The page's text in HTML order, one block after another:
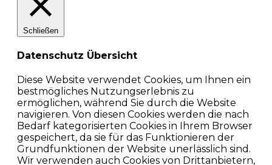
Schließen
Datenschutz Übersicht
Diese Website verwendet Cookies, um Ihnen ein
bestmögliches Nutzungserlebnis zu
ermöglichen, während Sie durch die Website
navigieren. Von diesen Cookies werden die nach
Bedarf kategorisierten Cookies in Ihrem Browser
gespeichert, da sie für das Funktionieren der
Grundfunktionen der Website unerlässlich sind.
Wir verwenden auch Cookies von Drittanbietern,